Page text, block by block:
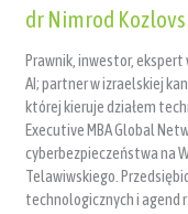
dr Nimrod
Prawnik, inwestor,
AI; partner w izraelskiej
której kieruje działem
Executive MBA Global
cyberbezpieczeństwa na
Telawiwskiego.
technologicznych i agend